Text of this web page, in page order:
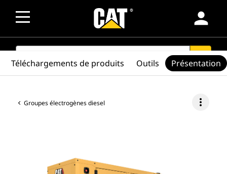
person
SEARCH search
Groupes électrogènes diesel more_vert
Téléchargements de produits Outils Présentation